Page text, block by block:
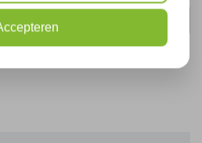
vallen onder onsprivacy statement.